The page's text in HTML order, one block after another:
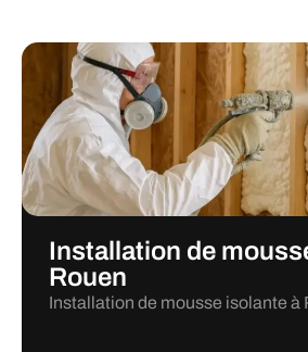
Installation de
Rouen
Installation de mousse isolante à